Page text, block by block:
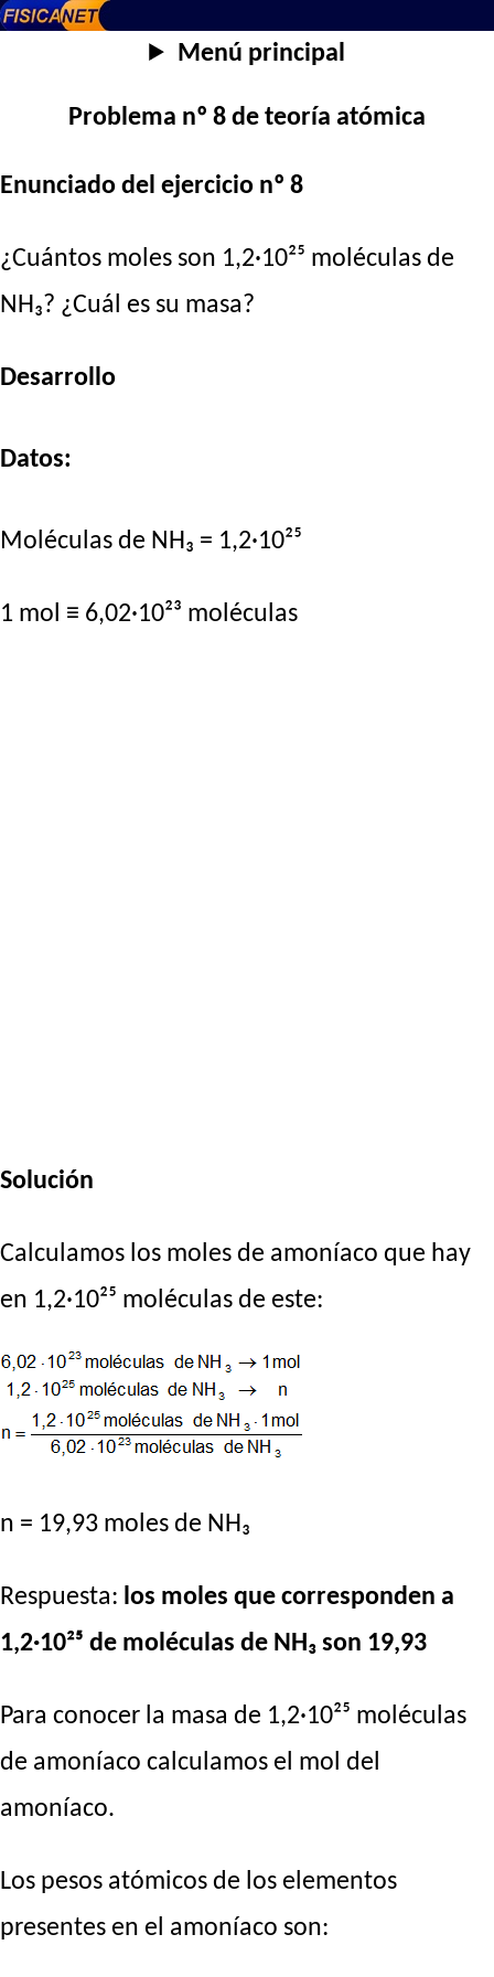
Menú principal
Problema nº 8 de teoría atómica
Enunciado del ejercicio nº 8
¿Cuántos moles son 1,2·10²⁵ moléculas de
NH₃? ¿Cuál es su masa?
Desarrollo
Datos:
Moléculas de NH₃ = 1,2·10²⁵
1 mol ≡ 6,02·10²³ moléculas
Solución
Calculamos los moles de amoníaco que hay
en 1,2·10²⁵ moléculas de este:
n = 19,93 moles de NH₃
Respuesta: los moles que corresponden a
1,2·10²⁵ de moléculas de NH₃ son 19,93
Para conocer la masa de 1,2·10²⁵ moléculas
de amoníaco calculamos el mol del
amoníaco.
Los pesos atómicos de los elementos
presentes en el amoníaco son: